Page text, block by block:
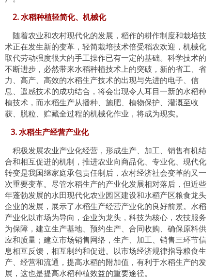
2. 水稻种植轻简化、机械化
随着农业和农村现代化的发展，稻作的耕作制度和栽培技
术正在发生新的变革，轻简栽培技术倍受稻农欢迎，机械化
取代劳动强度很大的手工操作已有一定的基础。科学技术的
不断进步，必然带来水稻种植技术上的突破，新的省工、省
力、高产、高效的水稻生产技术的出现与先进的电子、信
息、遥感技术的成功结合，将会出现令人耳目一新的水稻种
植技术，而水稻生产从播种、施肥、植物保护、灌溉至收
获、脱粒、贮藏全过程的机械化作业，将成为现实。
3. 水稻生产经营产业化
积极发展农业产业化经营，形成生产、加工、销售有机结
合和相互促进的机制，推进农业向商品化、专业化、现代化
转变是我国继家庭承包责任制后，农村经济社会变革的又一
次重要变革。尽管水稻生产的产业化发展相对落后，但近些
年蓬勃发展的水田现代化农业园区建设和水稻产区粮食龙头
企业的发展，展示了水稻生产经营产业化的良好前景。水稻
产业化以市场为导向，企业为龙头，科技为核心，农技服务
为保障，建立生产基地、预约生产、合同收购、确保原料供
应和质量；建立市场销售网络，生产、加工、销售三环节信
息相互反馈，相互制约和促进。以市场经济规律指导粮食生
产、经营和流通，提高水稻的附加值，有利于水稻生产的发
展，这也是提高水稻种植效益的重要途径。